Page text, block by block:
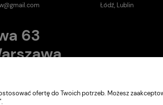
63
Łódź, Lublin
ofertę do Twoich potrzeb. Możesz